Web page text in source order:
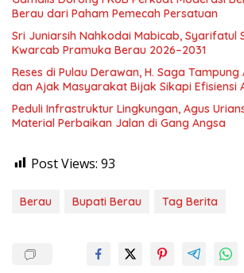
Berau dari Paham Pemecah Persatuan
Sri Juniarsih Nahkodai Mabicab, Syarifatul
Kwarcab Pramuka Berau 2026–2031
Reses di Pulau Derawan, H. Saga
dan Ajak Masyarakat Bijak Sikapi Efisiensi
Peduli Infrastruktur Lingkungan, Agus
Material Perbaikan Jalan di Gang Angsa
Post Views: 93
Berau Bupati Berau Tag Berita